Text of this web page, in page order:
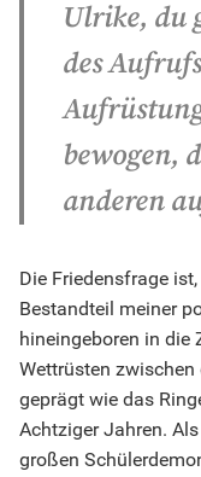
Ulrike, du
des
bewogen,
anderen
Die Friedensfrage
Bestandteil meiner
hineingeboren in die
Wettrüsten
geprägt wie das
Achtziger Jahren.
großen